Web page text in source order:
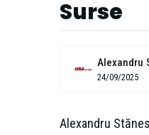
Surse
24/09/2025
Alexandru